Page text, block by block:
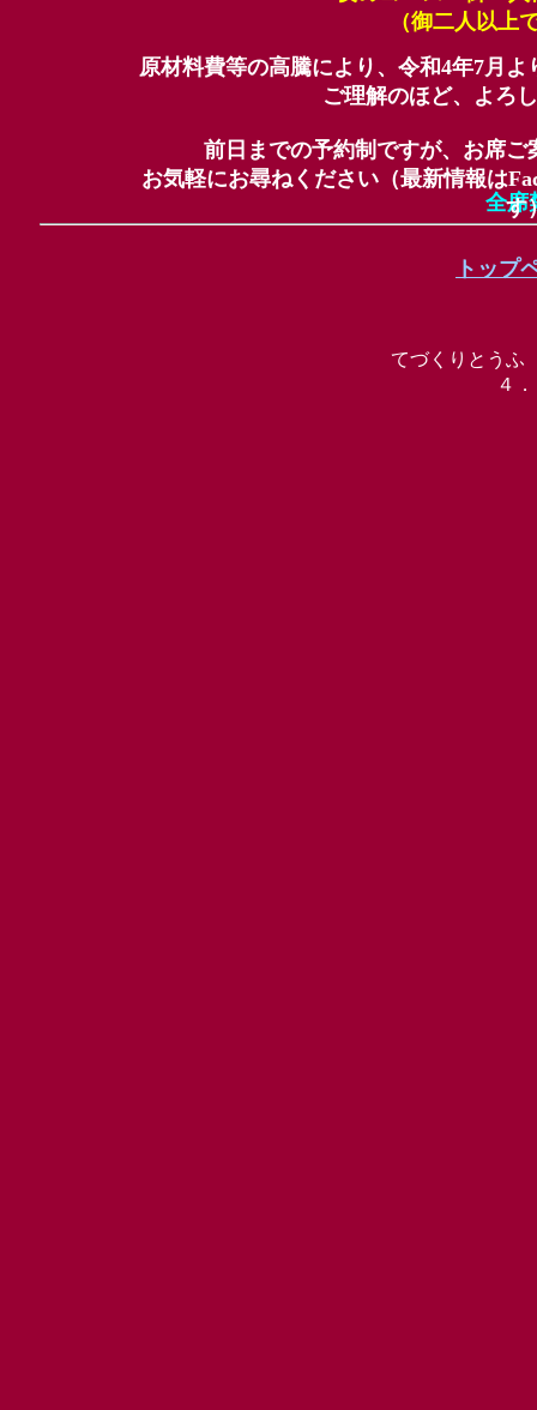
原材料費等の高騰により、令和4年7月
ご理解のほど、よろ
前日までの予約制ですが、お席
お気軽にお尋ねください（最新情報は
す
全席
（御二人以上
てづくりとう
４
トップ